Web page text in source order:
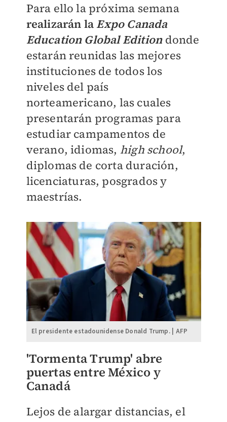
Para ello la próxima semana
realizarán la Expo Canada
Education Global Editiondonde
estarán reunidas las mejores
instituciones de todos los
niveles del país
norteamericano, las cuales
presentarán programas para
estudiar campamentos de
verano, idiomas, high school,
diplomas de corta duración,
licenciaturas, posgrados y
maestrías.
El presidente estadounidense Donald Trump. | AFP
'Tormenta Trump' abre
puertas entre México y
Canadá
Lejos de alargar distancias, el